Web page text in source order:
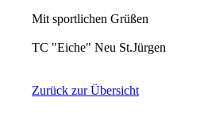
Mit sportlichen Grüßen
TC "Eiche" Neu St.Jürgen
Zurück zur Übersicht